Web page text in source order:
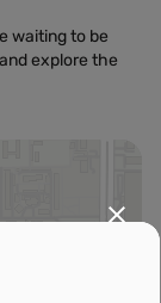
waiting to be
explore the